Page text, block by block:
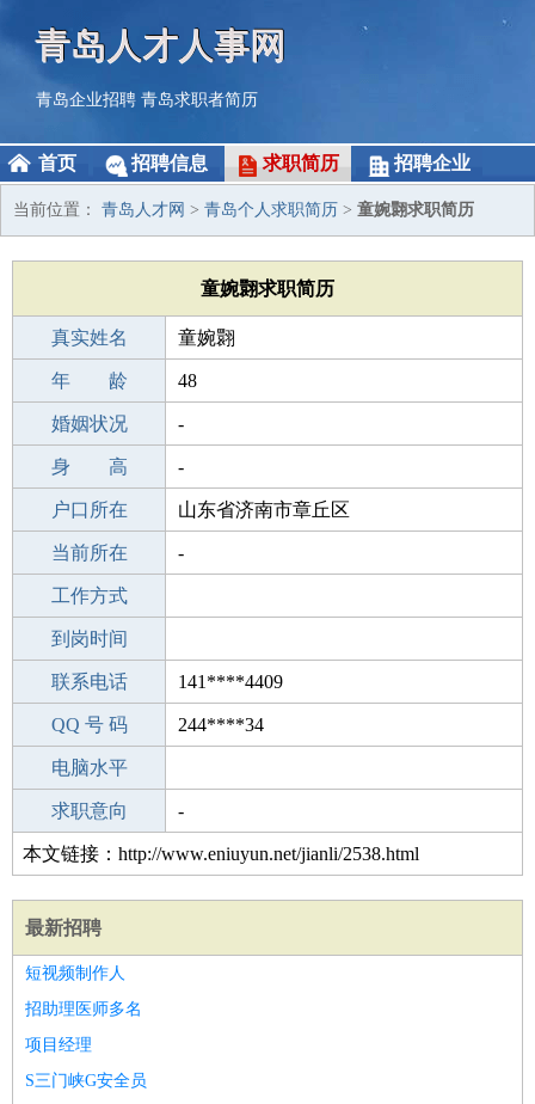
青岛人才人事网
青岛企业招聘 青岛求职者简历
首页 招聘信息 求职简历 招聘企业
当前位置： 青岛人才网 > 青岛个人求职简历 > 童婉翾求职简历
童婉翾求职简历
真实姓名 童婉翾
性 别 女
年 龄 48
出生年月 1978-05-12
婚姻状况 -
学 历 高中
身 高 -
毕业学校 钱圩中学
户口所在 山东省济南市章丘区
所学专业 -
当前所在 -
工作经验
工作方式
驾 照
到岗时间
期望月薪
联系电话 141****4409
手机号码 141****4409
QQ 号 码 244****34
微信号码
电脑水平
外语水平
求职意向 -
本文链接：http://www.eniuyun.net/jianli/2538.html
最新招聘
短视频制作人
招助理医师多名
项目经理
S三门峡G安全员